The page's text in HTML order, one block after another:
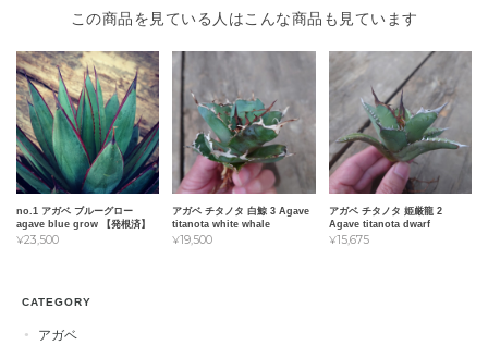
この商品を見ている人はこんな商品も見ています
no.1 アガベ ブルーグロー
agave blue grow 【発根済】
¥23,500
アガベ チタノタ 白鯨 3 Agave
titanota white whale
¥19,500
アガベ チタノタ 姫厳龍 2
Agave titanota dwarf
¥15,675
CATEGORY
アガベ